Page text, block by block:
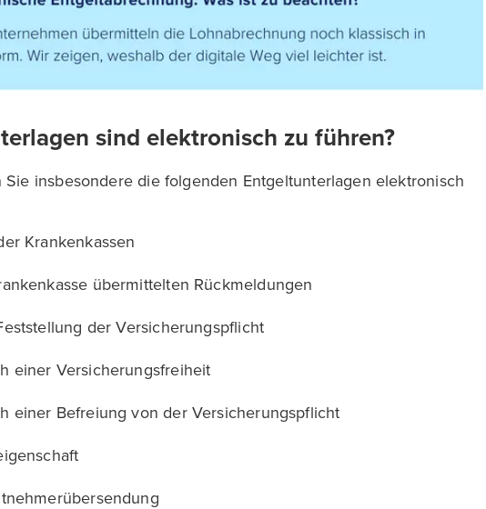
sind elektronisch zu führen?
insbesondere die folgenden Entgeltunterlagen elektronisch
Krankenkassen
übermittelten Rückmeldungen
der Versicherungspflicht
einer Versicherungsfreiheit
einer Befreiung von der Versicherungspflicht